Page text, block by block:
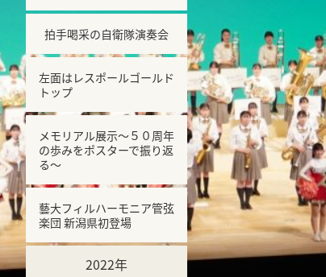
拍手喝采の自衛隊演奏会
左面はレスポールゴールド
トップ
メモリアル展示～５０周年
の歩みをポスターで振り返
る～
藝大フィルハーモニア管弦
楽団 新潟県初登場
2022年